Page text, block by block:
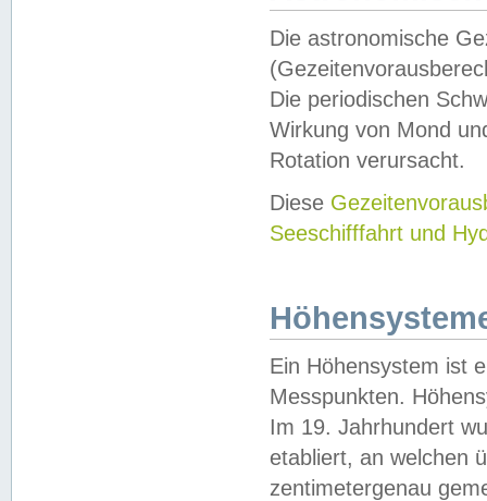
Die astronomische
Die periodischen
Wirkung von Mond
Rotation verursacht.
Diese
Seeschifffahrt und
Ein Höhensystem ist
Messpunkten.
Im 19. Jahrhundert
etabliert, an welchen
zentimetergenau